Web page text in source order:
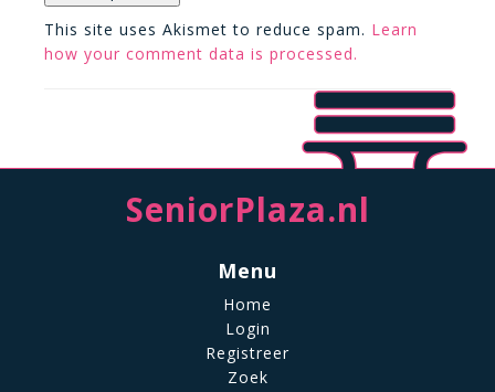
This site uses Akismet to reduce spam. Learn
how your comment data is processed.
SeniorPlaza.nl
Menu
Home
Login
Registreer
Zoek